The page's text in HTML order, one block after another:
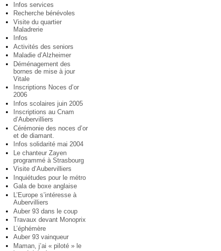
Infos services
Recherche bénévoles
Visite du quartier
Maladrerie
Infos
Activités des seniors
Maladie d’Alzheimer
Déménagement des
bornes de mise à jour
Vitale
Inscriptions Noces d’or
2006
Infos scolaires juin 2005
Inscriptions au Cnam
d’Aubervilliers
Cérémonie des noces d’or
et de diamant.
Infos solidarité mai 2004
Le chanteur Zayen
programmé à Strasbourg
Visite d’Aubervilliers
Inquiétudes pour le métro
Gala de boxe anglaise
L’Europe s’intéresse à
Aubervilliers
Auber 93 dans le coup
Travaux devant Monoprix
L’éphémère
Auber 93 vainqueur
Maman, j’ai « piloté » le